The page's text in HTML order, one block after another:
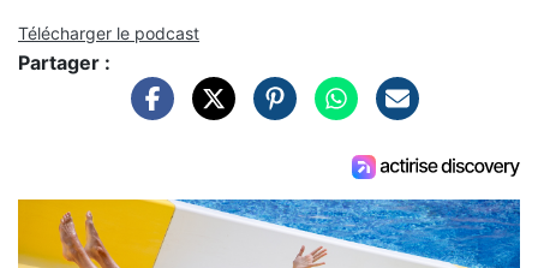
Télécharger le podcast
Partager :